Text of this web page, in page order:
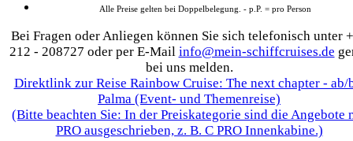
Alle Preise gelten bei Doppelbelegung. - p.P. = pro Person
Bei Fragen oder Anliegen können Sie sich telefonisch unter
212 - 208727 oder per E-Mail info@mein-schiffcruises.de
bei uns melden.
Direktlink zur Reise Rainbow Cruise: The next chapter - ab/
Palma (Event- und Themenreise)
(Bitte beachten Sie: In der Preiskategorie sind die Angebote
PRO ausgeschrieben, z. B. C PRO Innenkabine.)